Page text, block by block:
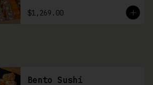
$1,269.00
Bento Sushi